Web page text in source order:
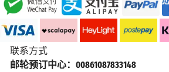
联系方式
邮轮预订中心：00861087833148